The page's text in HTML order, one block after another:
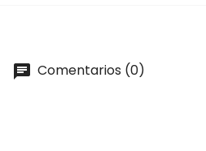
Comentarios (0)